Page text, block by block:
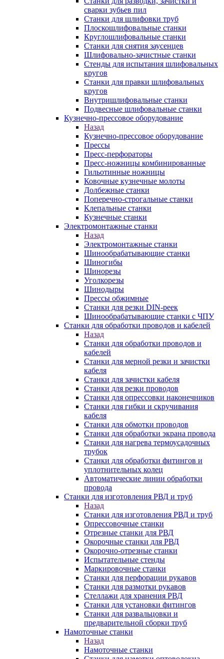
сварки зубьев пил
Станки для шлифовки труб
Плоскошлифовальные станки
Круглошлифовальные станки
Станки для снятия заусенцев
Шлифовально-зачистные станки
Стенды для испытания шлифовальных
кругов
Станки для правки шлифовальных
кругов
Внутришлифовальные станки
Подвесные шлифовальные станки
Кузнечно-прессовое оборудование
Назад
Кузнечно-прессовое оборудование
Прессы
Пресс-перфораторы
Пресс-ножницы комбинированные
Гильотинные ножницы
Ковочные кузнечные молоты
Долбежные станки
Поперечно-строгальные станки
Клепальные станки
Кузнечные станки
Электромонтажные станки
Назад
Электромонтажные станки
Шинообрабатывающие станки
Шиногибы
Шинорезы
Уголкорезы
Шинодыры
Прессы обжимные
Станки для резки DIN-реек
Шинообрабатывающие станки с ЧПУ
Станки для обработки проводов и кабелей
Назад
Станки для обработки проводов и
кабелей
Станки для мерной резки и зачистки
кабеля
Станки для зачистки кабеля
Станки для резки проводов
Станки для опрессовки наконечников
Станки для гибки и скручивания
кабеля
Станки для обмотки проводов
Станки для обработки экрана провода
Станки для нагрева термоусадочных
трубок
Станки для обработки фитингов и
уплотнительных колец
Автоматические линии обработки
провода
Станки для изготовления РВД и труб
Назад
Станки для изготовления РВД и труб
Опрессовочные станки
Отрезные станки для РВД
Окорочные станки для РВД
Окорочно-отрезные станки
Испытательные стенды
Маркировочные станки
Станки для перфорации рукавов
Станки для размотки рукавов
Стеллажи для хранения РВД
Станки для установки фитингов
Станки для развальцовки и
предварительной сборки труб
Намоточные станки
Назад
Намоточные станки